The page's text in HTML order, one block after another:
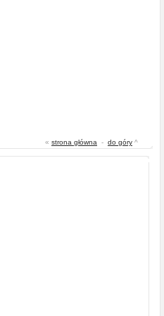
« strona główna - do góry ^